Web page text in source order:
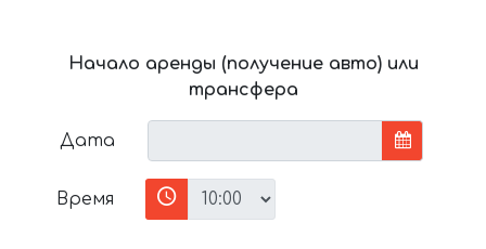
Начало аренды (получение авто) или
трансфера
Дата
Время